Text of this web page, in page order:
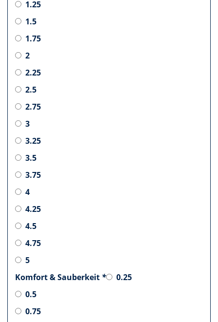
1.25
1.5
1.75
2
2.25
2.5
2.75
3
3.25
3.5
3.75
4
4.25
4.5
4.75
5
Komfort & Sauberkeit *
0.25
0.5
0.75